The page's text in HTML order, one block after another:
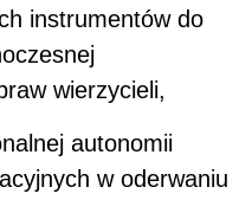
instrumentów do
wierzycieli,
autonomii
w oderwaniu